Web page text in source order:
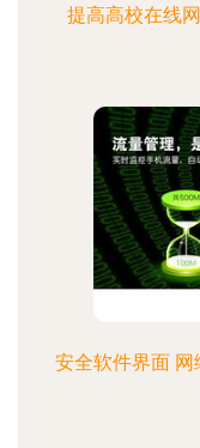
提高高校在线
安全软件界面